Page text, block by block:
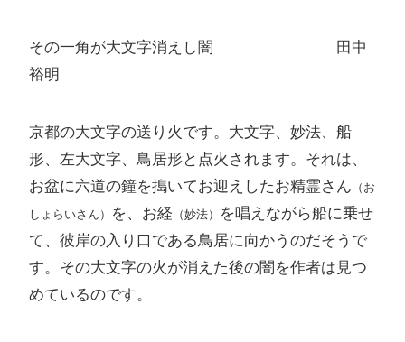
その一角が大文字消えし闇 田中
裕明
京都の大文字の送り火です。大文字、妙法、船
形、左大文字、鳥居形と点火されます。それは、
お盆に六道の鐘を搗いてお迎えしたお精霊さん （お
しょらいさん）
を、お経 （妙法）
を唱えながら船に乗せ
て、彼岸の入り口である鳥居に向かうのだそうで
す。その大文字の火が消えた後の闇を作者は見つ
めているのです。